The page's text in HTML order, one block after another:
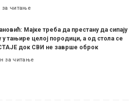
за читање
Мајке треба да престану да сипају
у тањире целој породици, а од стола се
док СВИ не заврше оброк
за читање